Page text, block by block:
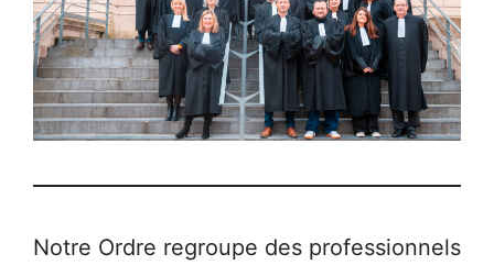
Notre Ordre regroupe des professionnels